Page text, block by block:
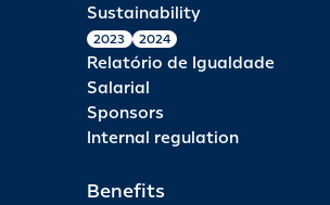
Sustainability
2023 2024
Relatório de Igualdade
Salarial
Sponsors
Internal regulation
Benefits